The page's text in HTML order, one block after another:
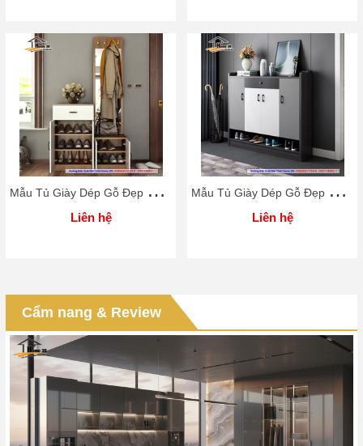
M
ẫu Tủ Giày Dép Gỗ Đẹp Rẻ Home 3D
Liên hệ
M
ẫu Tủ Giày Dép Gỗ Đẹp Rẻ Home 3D
Liên hệ
Cẩm nang & Review